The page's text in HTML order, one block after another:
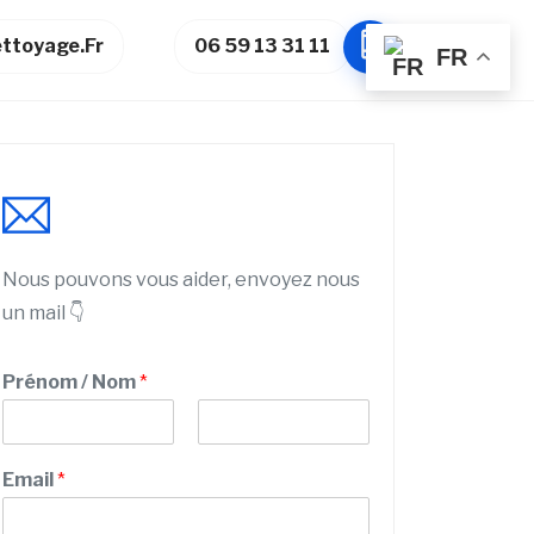
06 59 13 31 11
Nous pouvons vous aider, envoyez nous
un mail 👇
Prénom / Nom*
r
é
Email*
FR